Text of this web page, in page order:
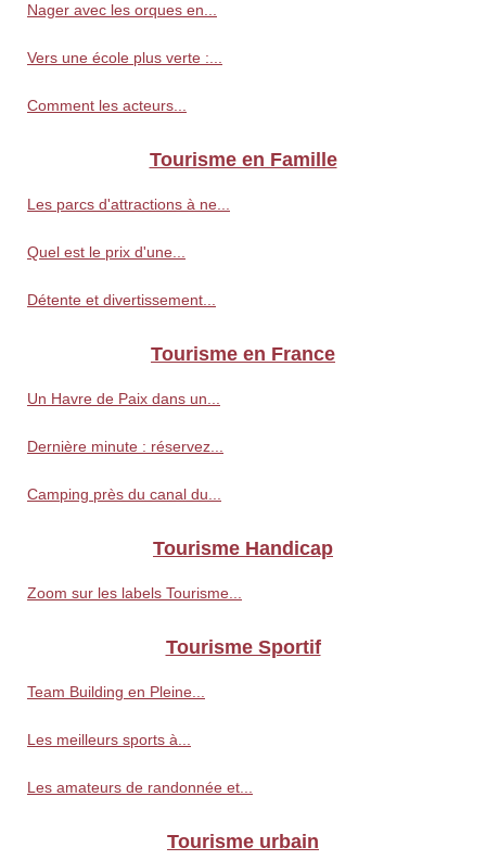
Nager avec les orques en...
Vers une école plus verte :...
Comment les acteurs...
Tourisme en Famille
Les parcs d'attractions à ne...
Quel est le prix d'une...
Détente et divertissement...
Tourisme en France
Un Havre de Paix dans un...
Dernière minute : réservez...
Camping près du canal du...
Tourisme Handicap
Zoom sur les labels Tourisme...
Tourisme Sportif
Team Building en Pleine...
Les meilleurs sports à...
Les amateurs de randonnée et...
Tourisme urbain